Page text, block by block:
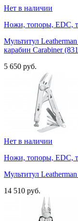
Нет в наличии
Ножи, топоры, EDC,
Мультитул
карабин Carabiner
5 650 руб.
Нет в наличии
Ножи, топоры, EDC,
Мультитул
14 510 руб.